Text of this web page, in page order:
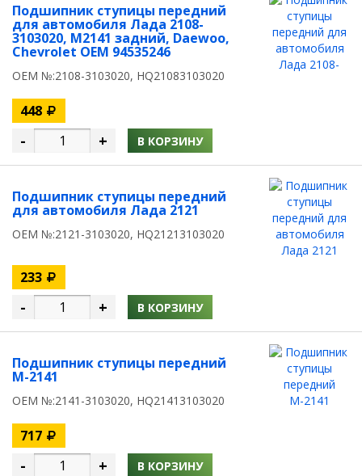
Подшипник ступицы передний
для автомобиля Лада 2108-
3103020, M2141 задний, Daewoo,
Chevrolet OEM 94535246
OEM №:2108-3103020, HQ21083103020
448
- + В КОРЗИНУ
Подшипник ступицы передний
для автомобиля Лада 2121
OEM №:2121-3103020, HQ21213103020
233
- + В КОРЗИНУ
Подшипник ступицы передний
М-2141
OEM №:2141-3103020, HQ21413103020
717
- + В КОРЗИНУ